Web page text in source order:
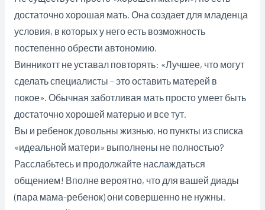
достаточно хорошая мать. Она создает для младенца
условия, в которых у него есть возможность
постепенно обрести автономию.
Винникотт не уставал повторять: «Лучшее, что могут
сделать специалисты – это оставить матерей в
покое». Обычная заботливая мать просто умеет быть
достаточно хорошей матерью и все тут.
Вы и ребенок довольны жизнью, но пункты из списка
«идеальной матери» выполнены не полностью?
Расслабьтесь и продолжайте наслаждаться
общением! Вполне вероятно, что для вашей диады
(пара мама-ребенок) они совершенно не нужны.